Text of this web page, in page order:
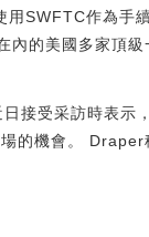
SWFTC作為手
的美國多家頂級
接受采訪時表示
的機會。 Draper